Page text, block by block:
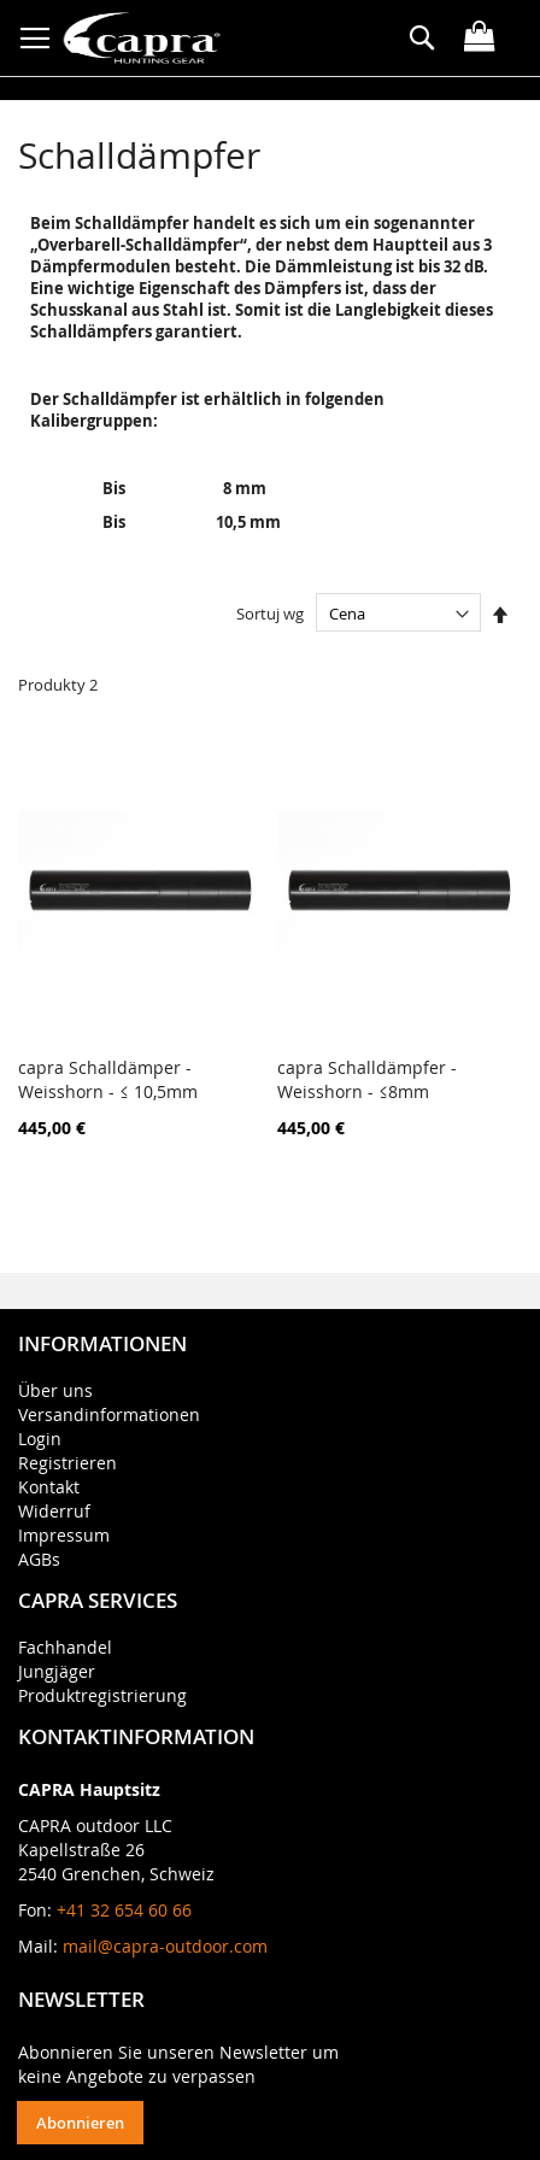
do
treści
Search
Schalldämpfer
Beim Schalldämpfer handelt es sich um ein sogenannter
„Overbarell-Schalldämpfer“, der nebst dem Hauptteil aus 3
Dämpfermodulen besteht. Die Dämmleistung ist bis 32 dB.
Eine wichtige Eigenschaft des Dämpfers ist, dass der
Schusskanal aus Stahl ist. Somit ist die Langlebigkeit dieses
Schalldämpfers garantiert.
Der Schalldämpfer ist erhältlich in folgenden
Kalibergruppen:
Bis 8 mm
Bis 10,5 mm
Produkty2
Sortuj wg
Dodaj do koszyka PORÓWNAJ
capra Schalldämper -
Weisshorn - ≤ 10,5mm
445,00 €
Dodaj do koszyka
capra Schalldämpfer -
Weisshorn - ≤8mm
445,00 €
INFORMATIONEN
Über uns
Versandinformationen
Login
Registrieren
Kontakt
Widerruf
Impressum
AGBs
CAPRA SERVICES
Fachhandel
Jungjäger
Produktregistrierung
KONTAKTINFORMATION
CAPRA Hauptsitz
CAPRA outdoor LLC
Kapellstraße 26
2540 Grenchen, Schweiz
Fon: +41 32 654 60 66
Mail: mail@capra-outdoor.com
NEWSLETTER
Abonnieren Sie unseren Newsletter um
keine Angebote zu verpassen
Abonnieren